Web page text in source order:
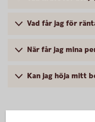
Vad får jag för
När får jag mina
Kan jag höja mitt